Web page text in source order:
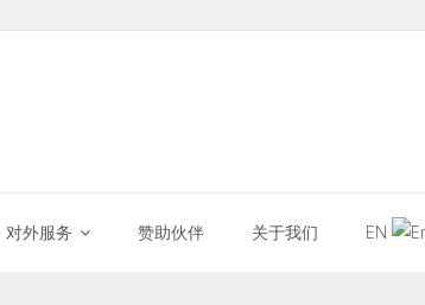
对外服务 赞助伙伴 关于我们 EN